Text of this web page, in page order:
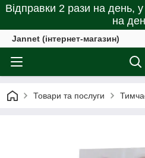
Відправки 2 рази на день, у
на
Jannet (інтернет-магазин)
Товари та послуги